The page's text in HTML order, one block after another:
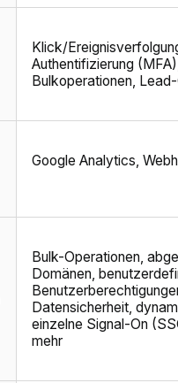
Klick/
Authentifizierung
Bulkoperationen,
Google Analytics,
Bulk-Operationen,
Domänen,
Datensicherheit,
einzelne Signal-On
mehr